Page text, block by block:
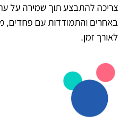
צריכה להתבצע תוך שמירה על
באחרים והתמודדות עם פחדים,
לאורך זמן.